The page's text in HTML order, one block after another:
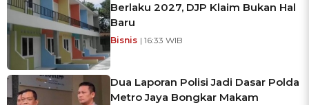
Berlaku 2027, DJP Klaim Bukan Hal
Baru
Bisnis | 16:33 WIB
Dua Laporan Polisi Jadi Dasar Polda
Metro Jaya Bongkar Makam